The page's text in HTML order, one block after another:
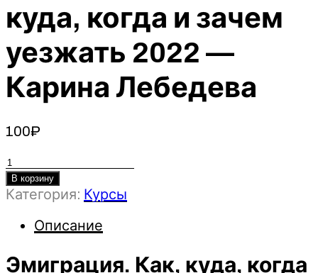
куда, когда и зачем
уезжать 2022 —
Карина Лебедева
100₽
Количество
товара
Эмиграция.
куда,
и
В корзину
Категория: Курсы
Описание
Эмиграция. Как, куда, когда